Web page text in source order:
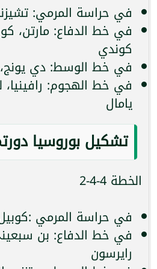
في حراسة المرمي:
في خط الدفاع: مارتن،
كوندي
في خط الوسط: دي
في خط الهجوم:
يامال
تشكيل بوروسيا
الخطة 4-4-2
في حراسة المرمي
في خط الدفاع: بن
رايرسون